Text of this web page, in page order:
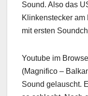
Sound. Also das
Klinkenstecker
mit ersten
Youtube im
(Magnifico –
Sound gelauscht.